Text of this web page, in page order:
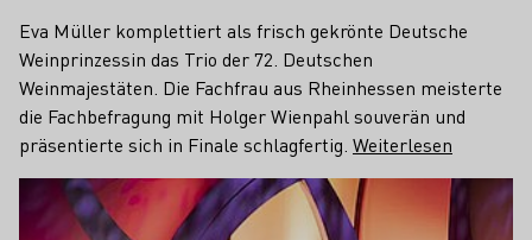
Eva Müller komplettiert als frisch gekrönte Deutsche
Weinprinzessin das Trio der 72. Deutschen
Weinmajestäten. Die Fachfrau aus Rheinhessen meisterte
die Fachbefragung mit Holger Wienpahl souverän und
präsentierte sich in Finale schlagfertig. Weiterlesen